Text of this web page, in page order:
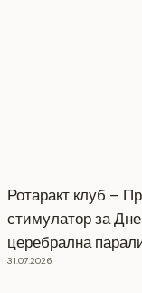
Ротаракт клуб –
стимулатор за
церебрална
31.07.2026